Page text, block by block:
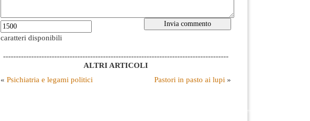
caratteri disponibili
----------------------------------------------------------------------------------------
ALTRI ARTICOLI
« Psichiatria e legami politici Pastori in pasto ai lupi »